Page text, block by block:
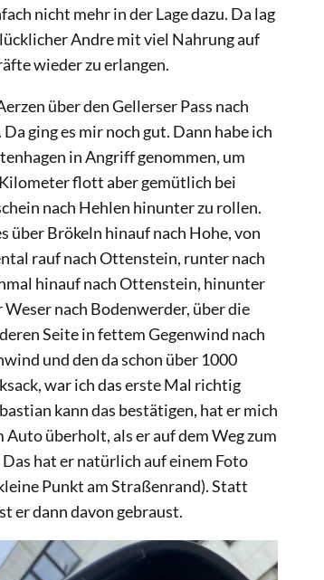
nicht mehr in der Lage dazu. Da lag
Andre mit viel Nahrung auf
wieder zu erlangen.
über den Gellerser Pass nach
ging es mir noch gut. Dann habe ich
in Angriff genommen, um
flott aber gemütlich bei
nach Hehlen hinunter zu rollen.
über Brökeln hinauf nach Hohe, von
rauf nach Ottenstein, runter nach
hinauf nach Ottenstein, hinunter
Weser nach Bodenwerder, über die
Seite in fettem Gegenwind nach
und den da schon über 1000
war ich das erste Mal richtig
kann das bestätigen, hat er mich
überholt, als er auf dem Weg zum
hat er natürlich auf einem Foto
Punkt am Straßenrand). Statt
er dann davon gebraust.